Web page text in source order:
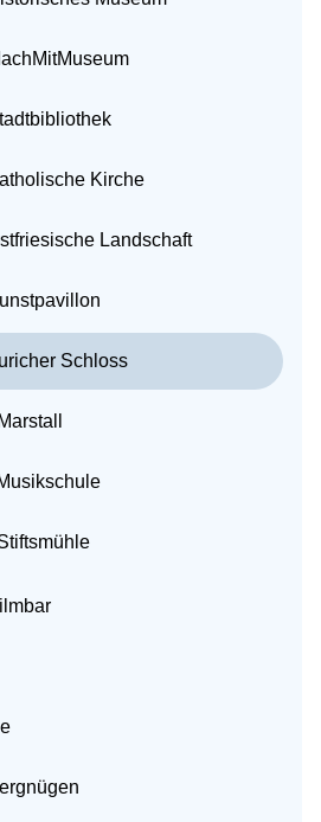
Kirche
Landschaft
Schloss